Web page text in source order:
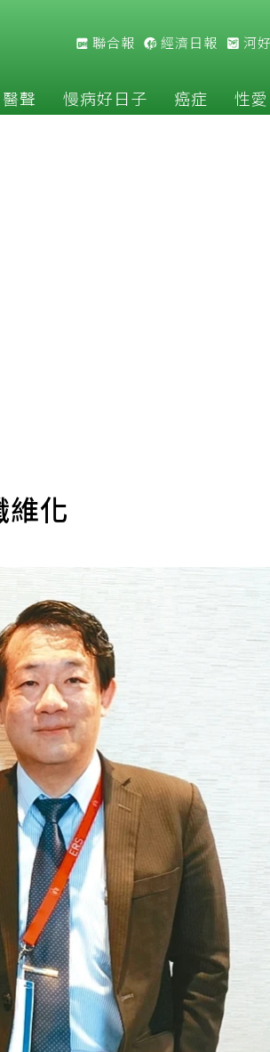
聯合報 經濟日報 河
醫聲 慢病好日子 癌症 性愛
化